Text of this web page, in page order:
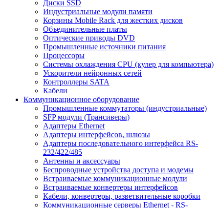
Диски SSD
Индустриальные модули памяти
Корзины Mobile Rack для жестких дисков
Объединительные платы
Оптические приводы DVD
Промышленные источники питания
Процессоры
Системы охлаждения CPU (кулер для компьютера)
Ускорители нейронных сетей
Контроллеры SATA
Кабели
Коммуникационное оборудование
Промышленные коммутаторы (индустриальные)
SFP модули (Трансиверы)
Адаптеры Ethernet
Адаптеры интерфейсов, шлюзы
Адаптеры последовательного интерфейса RS-
232/422/485
Антенны и аксессуары
Беспроводные устройства доступа и модемы
Встраиваемые коммуникационные модули
Встраиваемые конвертеры интерфейсов
Кабели, конвертеры, разветвительные коробки
Коммуникационные серверы Ethernet - RS-